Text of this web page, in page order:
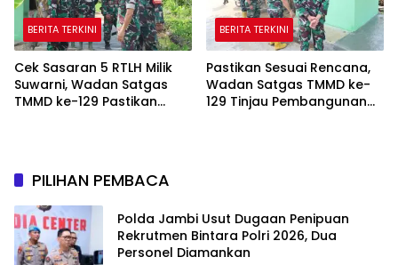
BERITA TERKINI
Cek Sasaran 5 RTLH Milik
Suwarni, Wadan Satgas
TMMD ke-129 Pastikan
BERITA TERKINI
Pastikan Sesuai Rencana,
Wadan Satgas TMMD ke-
129 Tinjau Pembangunan
PILIHAN PEMBACA
Polda Jambi Usut Dugaan Penipuan
Rekrutmen Bintara Polri 2026, Dua
Personel Diamankan